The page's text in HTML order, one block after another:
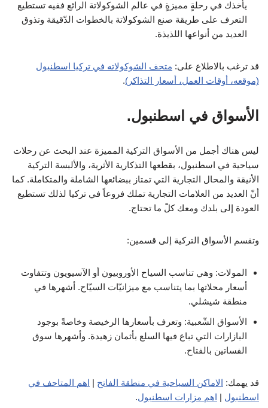
يأخذك في رحلةٍ مميزةٍ في عالم الشوكولاتة الرائع ففيه تستطيع
التعرف على طريقة صنع الشوكولاتة بالخطوات الدّقيقة وتذوق
العديد من أنواعها اللذيذة.
قد ترغب بالاطلاع على: متحف الشوكولاته في تركيا اسطنبول
(موقعه، أوقات العمل، أسعار التذاكر).
الأسواق في اسطنبول.
ليس هناك أجمل من الأسواق التركية المميزة عند البحث عن رحلات
سياحية في اسطنبول، بقطعها التذكارية الأثرية، والألبسة التركية
الأنيقة والمحال التجارية التي تمتاز ببضائعها الشاملة والمتكاملة. كما
أنّ العديد من العلامات التجارية تملك فروعاً في تركيا لذلك تستطيع
العودة إلى بلدك ومعك كلّ ما تحتاج.
وتقسم الأسواق التركية إلى قسمين:
المولات: وهي تناسب السياح الأوروبيون أو الآسيويون وتتفاوت
أسعار محلاتها بما يتناسب مع ميزانيّات السيّاح. أشهرها في
منطقة شيشلي.
الأسواق الشّعبية: وتعرف بأسعارها الرخيصة وخاصةً بوجود
البازارات التي تباع فيها السلع بأثمان زهيدة. وأشهرها سوق
الفساتين بالفتاح.
قد يهمك: الاماكن السياحية في منطقة الفاتح | اهم المتاحف في
اسطنبول | اهم مزارات اسطنبول.